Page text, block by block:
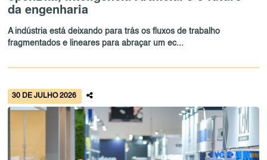
da engenharia
A indústria está deixando para trás os fluxos de trabalho
fragmentados e lineares para abraçar um ec...
30 DE JULHO 2026